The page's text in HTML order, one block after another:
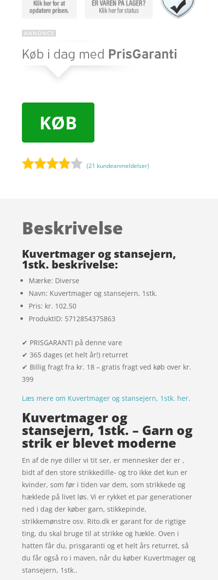
KØB
på
ømmels
er
(21 kundeanmeldelser)
Beskrivelse
Kuvertmager og stansejern,
1stk. beskrivelse:
Mærke: Diverse
Navn: Kuvertmager og stansejern, 1stk.
Pris: kr. 102.50
ProduktID: 5712854375863
✔ PRISGARANTI på denne vare
✔ 365 dages (et helt år!) returret
✔ Billig fragt fra kr. 18 – gratis fragt ved køb over kr.
399
Læs mere om Kuvertmager og stansejern, 1stk. her.
Kuvertmager og
stansejern, 1stk. – Garn og
strik er blevet moderne
En af de nye diller vi tit ser, er mennesker der er ,
bidt af den store strikkedille- og tro ikke det kun er
kvinder, som før i tiden var dem, som strikkede og
hæklede på livet løs. Vi er rykket et par generationer
ned i dag der køber garn, stikkepinde,
strikkemønstre osv. Rito.dk er garant for de rigtige
ting, du skal bruge til at strikke og hækle. Oven i
hatten får du, prisgaranti og et helt års returret, så
du får også ro i maven, når du køber Kuvertmager og
stansejern, 1stk..